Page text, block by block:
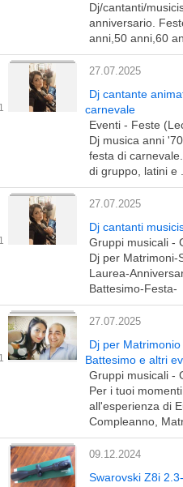
Dj/cantanti/
anniversario.
anni,50 anni,60
27.07.2025
Dj cantante
carnevale
Eventi - Feste
Dj musica anni
festa di
di gruppo, latini e ...
27.07.2025
Dj cantanti
Gruppi musicali -
Dj per Matrimoni-
Laurea-
Battesimo-Festa-
27.07.2025
Dj per
Battesimo e altri
Gruppi musicali -
Per i tuoi
all'esperienza di
Compleanno,
09.12.2024
Swarovski Z8i